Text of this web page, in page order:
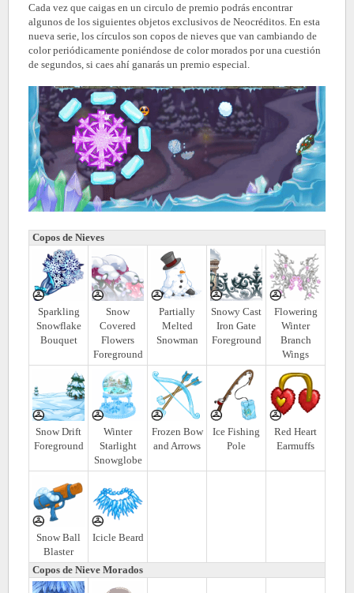
Cada vez que caigas en un circulo de premio podrás encontrar
algunos de los siguientes objetos exclusivos de Neocréditos. En esta
nueva serie, los círculos son copos de nieves que van cambiando de
color periódicamente poniéndose de color morados por una cuestión
de segundos, si caes ahí ganarás un premio especial.
Copos de Nieves
Sparkling
Snowflake
Bouquet
Snow
Covered
Flowers
Foreground
Partially
Melted
Snowman
Snowy Cast
Iron Gate
Foreground
Flowering
Winter
Branch
Wings
Snow Drift
Foreground
Winter
Starlight
Snowglobe
Frozen Bow
and Arrows
Ice Fishing
Pole
Red Heart
Earmuffs
Snow Ball
Blaster
Icicle Beard
Copos de Nieve Morados